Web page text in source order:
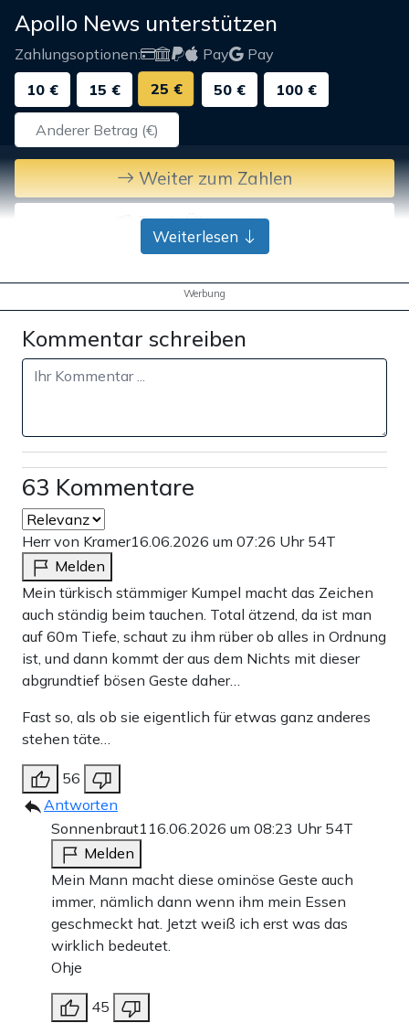
Apollo News unterstützen
Zahlungsoptionen: Pay
Pay
10 €
15 € 25 € 50 € 100 €
Weiter zum Zahlen
Bank-Überweisung
Weiterlesen
Werbung
Kommentar schreiben
63 Kommentare
Herr von Kramer16.06.2026 um 07:26 Uhr 54T
Melden
Mein türkisch stämmiger Kumpel macht das Zeichen
auch ständig beim tauchen. Total ätzend, da ist man
auf 60m Tiefe, schaut zu ihm rüber ob alles in Ordnung
ist, und dann kommt der aus dem Nichts mit dieser
abgrundtief bösen Geste daher…
Fast so, als ob sie eigentlich für etwas ganz anderes
stehen täte…
56
Antworten
Sonnenbraut1 16.06.2026 um 08:23 Uhr 54T
Melden
Mein Mann macht diese ominöse Geste auch
immer, nämlich dann wenn ihm mein Essen
geschmeckt hat. Jetzt weiß ich erst was das
wirklich bedeutet.
Ohje
45